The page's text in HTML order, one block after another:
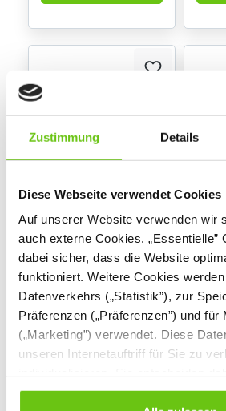
Zustimmung Details
Diese Webseite verwendet Cookies
Auf unserer Website verwenden wir
auch externe Cookies. „Essentielle”
dabei sicher, dass die Website
funktioniert. Weitere Cookies
Datenverkehrs („Statistik”), zur
Präferenzen („Präferenzen”) und
(„Marketing”) verwendet. Diese
unseren Internetauftriff für Sie zu
Cookies Sie erlauben. Verweigern
Tout gelb
Produktnummer:257082